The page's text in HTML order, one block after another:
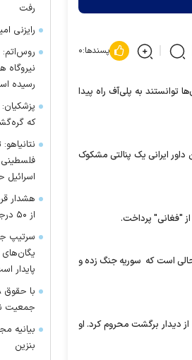
پسندها:۰
نشان داد. سوری‌ها توانستند به پلی‌آف راه پیدا
داور ایرانی یک پنالتی‌ مشکوک
"فغانی" پرداخت.
حالی است که سوریه جنگ زده و
دیدار برگشت محروم کرد. او
رفت
رایزنی
رسیده
که
اسرائیل
هشدار
از ۵۰ درجه فراتر می‌رود
سرتیپ
پایدار
جمعیت
بیانیه
بنزین